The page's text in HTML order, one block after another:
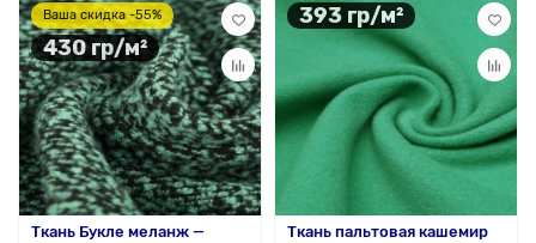
Ваша скидка -55%
430 гр/м²
Ткань Букле меланж —
393 гр/м²
Ткань пальтовая кашемир